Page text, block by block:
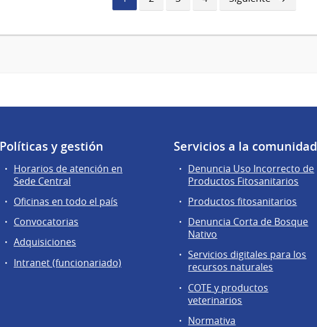
actual
página
Políticas y gestión
Horarios de atención en
Sede Central
Oficinas en todo el país
Convocatorias
Adquisiciones
Intranet (funcionariado)
Servicios a la comunidad
Denuncia Uso Incorrecto de
Productos Fitosanitarios
Productos fitosanitarios
Denuncia Corta de Bosque
Nativo
Servicios digitales para los
recursos naturales
COTE y productos
veterinarios
Normativa